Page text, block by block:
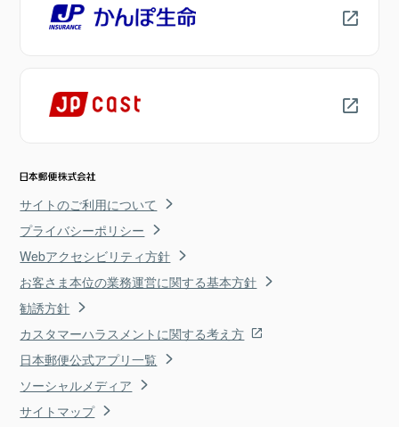
サイトのご利用について
プライバシーポリシー
Webアクセシビリティ方針
お客さま本位の業務運営に関する基本方針
勧誘方針
カスタマーハラスメントに関する考え方
日本郵便公式アプリ一覧
ソーシャルメディア
サイトマップ